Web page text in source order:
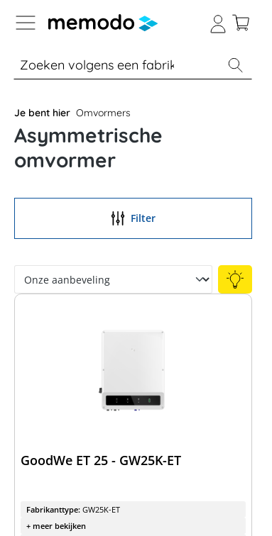
naar navigatie B2B-platform
% Sale Batterijopslag thuis
Je bent hier Omvormers
Asymmetrische
omvormer
Filter
Vind de juiste
vergelijking
Batterijopslag catalogus
GoodWe ET 25 - GW25K-ET
Fabrikanttype: GW25K-ET
+ meer bekijken